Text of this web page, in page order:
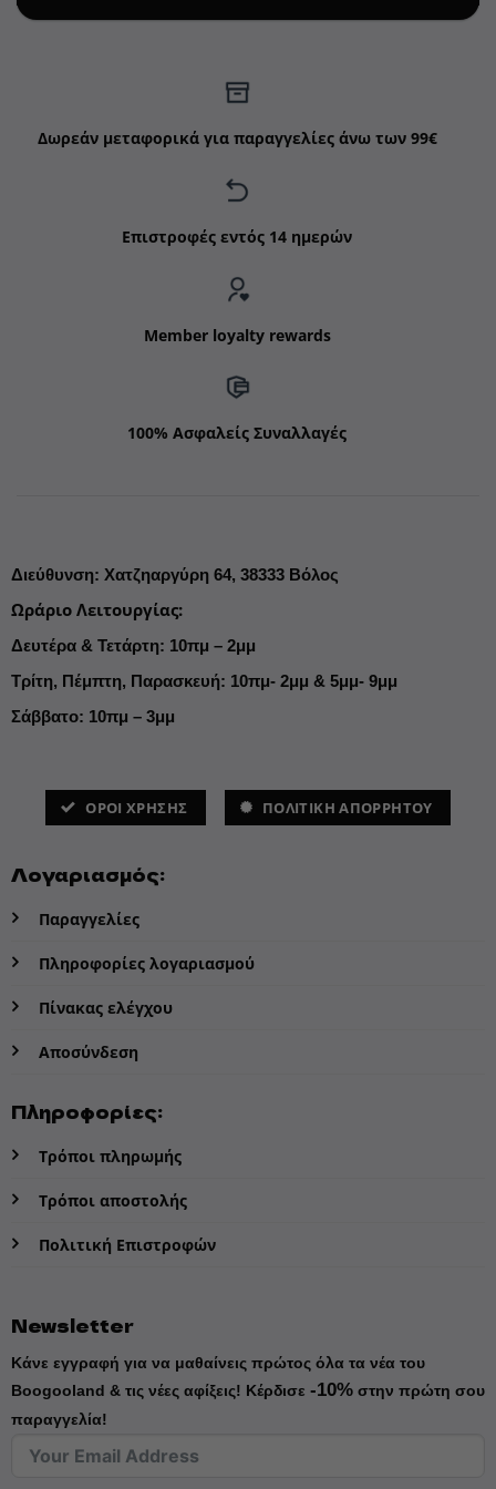
Δωρεάν μεταφορικά για παραγγελίες άνω των 99€
Επιστροφές εντός 14 ημερών
Member loyalty rewards
100% Ασφαλείς Συναλλαγές
Διεύθυνση: Χατζηαργύρη 64, 38333 Βόλος
Ωράριο Λειτουργίας:
Δευτέρα & Τετάρτη: 10πμ – 2μμ
Τρίτη, Πέμπτη, Παρασκευή: 10πμ- 2μμ & 5μμ- 9μμ
Σάββατο: 10πμ – 3μμ
ΌΡΟΙ ΧΡΗΣΗΣ ΠΟΛΙΤΙΚΗ ΑΠΟΡΡΗΤΟΥ
Λογαριασμός:
Παραγγελίες
Πληροφορίες λογαριασμού
Πίνακας ελέγχου
Αποσύνδεση
Πληροφορίες:
Τρόποι πληρωμής
Τρόποι αποστολής
Πολιτική Επιστροφών
Newsletter
Κάνε εγγραφή για να μαθαίνεις πρώτος όλα τα νέα του
Boogooland & τις νέες αφίξεις! Κέρδισε -10%στην πρώτη σου
παραγγελία!